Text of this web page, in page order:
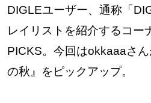
DIGLEユーザー、通称「
レイリストを紹介するコー
PICKS。今回はokkaaaさ
の秋』をピックアップ。